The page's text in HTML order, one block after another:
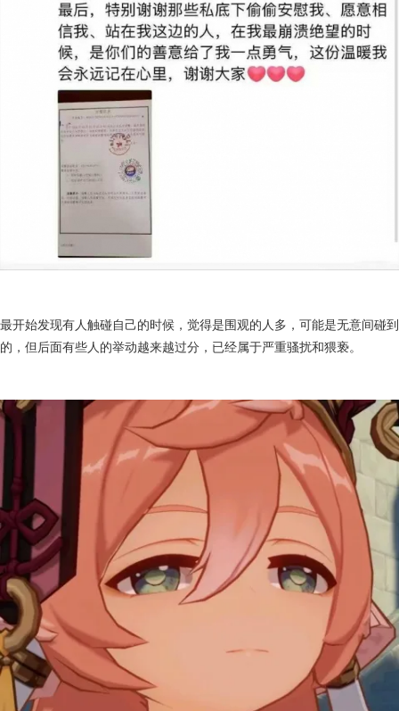
最开始发现有人触碰自己的时候，觉得是围观的人多，可能是无意间碰到
的，但后面有些人的举动越来越过分，已经属于严重骚扰和猥亵。